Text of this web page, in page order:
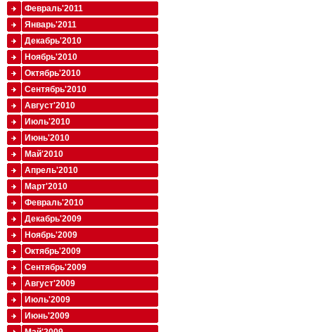
Февраль'2011
Январь'2011
Декабрь'2010
Ноябрь'2010
Октябрь'2010
Сентябрь'2010
Август'2010
Июль'2010
Июнь'2010
Май'2010
Апрель'2010
Март'2010
Февраль'2010
Декабрь'2009
Ноябрь'2009
Октябрь'2009
Сентябрь'2009
Август'2009
Июль'2009
Июнь'2009